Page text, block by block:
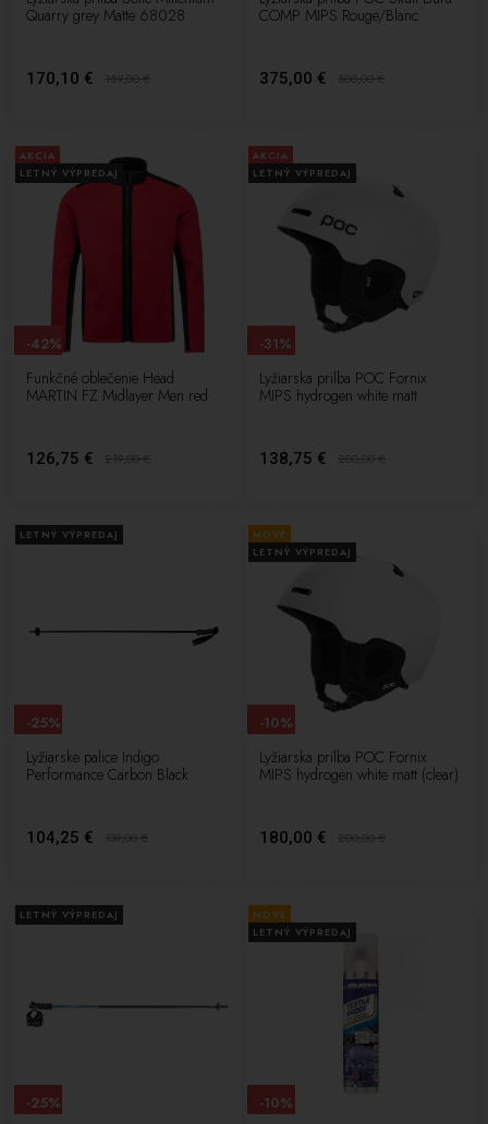
Quarry grey Matte 68028
170,10 € 189,00€
COMP MIPS Rouge/Blanc
375,00 € 500,00€
AKCIA
LETNÝ VÝPREDAJ
Funkčné oblečenie Head
MARTIN FZ Midlayer Men red
126,75 € 219,00€
-42%
AKCIA
LETNÝ VÝPREDAJ
Lyžiarska prilba POC Fornix
MIPS hydrogen white matt
138,75 € 200,00€
-31%
LETNÝ VÝPREDAJ
Lyžiarske palice Indigo
Performance Carbon Black
104,25 € 139,00€
-25%
NOVÉ
LETNÝ VÝPREDAJ
Lyžiarska prilba POC Fornix
MIPS hydrogen white matt (clear)
180,00 € 200,00€
-10%
LETNÝ VÝPREDAJ
-25%
NOVÉ
LETNÝ VÝPREDAJ
-10%